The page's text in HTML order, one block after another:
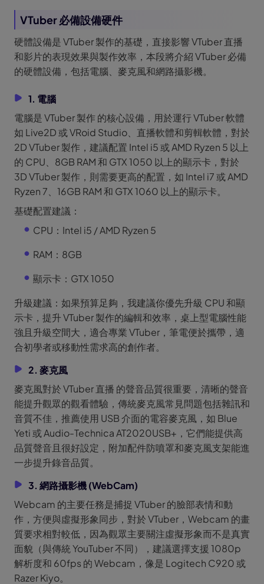
VTuber 必備設備硬件
硬體設備是 VTuber 製作的基礎，直接影響 VTuber 直播
和影片的表現效果與製作效率，本段將介紹 VTuber 必備
的硬體設備，包括電腦、麥克風和網路攝影機。
1. 電腦
電腦是 VTuber 製作 的核心設備，用於運行 VTuber 軟體
如 Live2D 或 VRoid Studio、直播軟體和剪輯軟體，對於
2D VTuber 製作，建議配置 Intel i5 或 AMD Ryzen 5 以上
的 CPU、8GB RAM 和 GTX 1050 以上的顯示卡，對於
3D VTuber 製作，則需要更高的配置，如 Intel i7 或 AMD
Ryzen 7、16GB RAM 和 GTX 1060 以上的顯示卡。
基礎配置建議：
CPU：Intel i5 / AMD Ryzen 5
RAM：8GB
顯示卡：GTX 1050
升級建議：如果預算足夠，我建議你優先升級 CPU 和顯
示卡，提升 VTuber 製作的編輯和效率，桌上型電腦性能
強且升級空間大，適合專業 VTuber，筆電便於攜帶，適
合初學者或移動性需求高的創作者。
2. 麥克風
麥克風對於 VTuber 直播 的聲音品質很重要，清晰的聲音
能提升觀眾的觀看體驗，傳統麥克風常見問題包括雜訊和
音質不佳，推薦使用 USB 介面的電容麥克風，如 Blue
Yeti 或 Audio-Technica AT2020USB+，它們能提供高
品質聲音且很好設定，附加配件防噴罩和麥克風支架能進
一步提升錄音品質。
3. 網路攝影機 (WebCam)
Webcam 的主要任務是捕捉 VTuber 的臉部表情和動
作，方便與虛擬形象同步，對於 VTuber，Webcam 的畫
質要求相對較低，因為觀眾主要關注虛擬形象而不是真實
面貌（與傳統 YouTuber 不同），建議選擇支援 1080p
解析度和 60fps 的 Webcam，像是 Logitech C920 或
Razer Kiyo。